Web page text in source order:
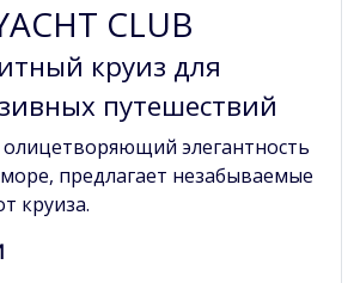
CLUB
круиз для
путешествий
олицетворяющий элегантность
предлагает незабываемые
круиза.